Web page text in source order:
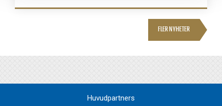
FLER NYHETER
Huvudpartners